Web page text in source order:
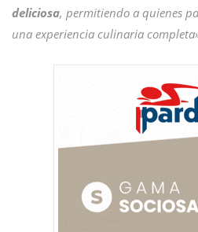
deliciosa, permitiendo a quienes
una experiencia culinaria